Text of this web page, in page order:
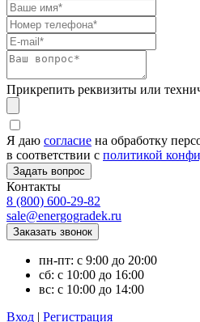
Прикрепить реквизиты или
Я даю согласие на обработку
в соответствии с политикой
Контакты
8 (800) 600-29-82
sale@energogradek.ru
пн-пт: с 9:00 до 20:00
сб: с 10:00 до 16:00
вс: с 10:00 до 14:00
Вход | Регистрация